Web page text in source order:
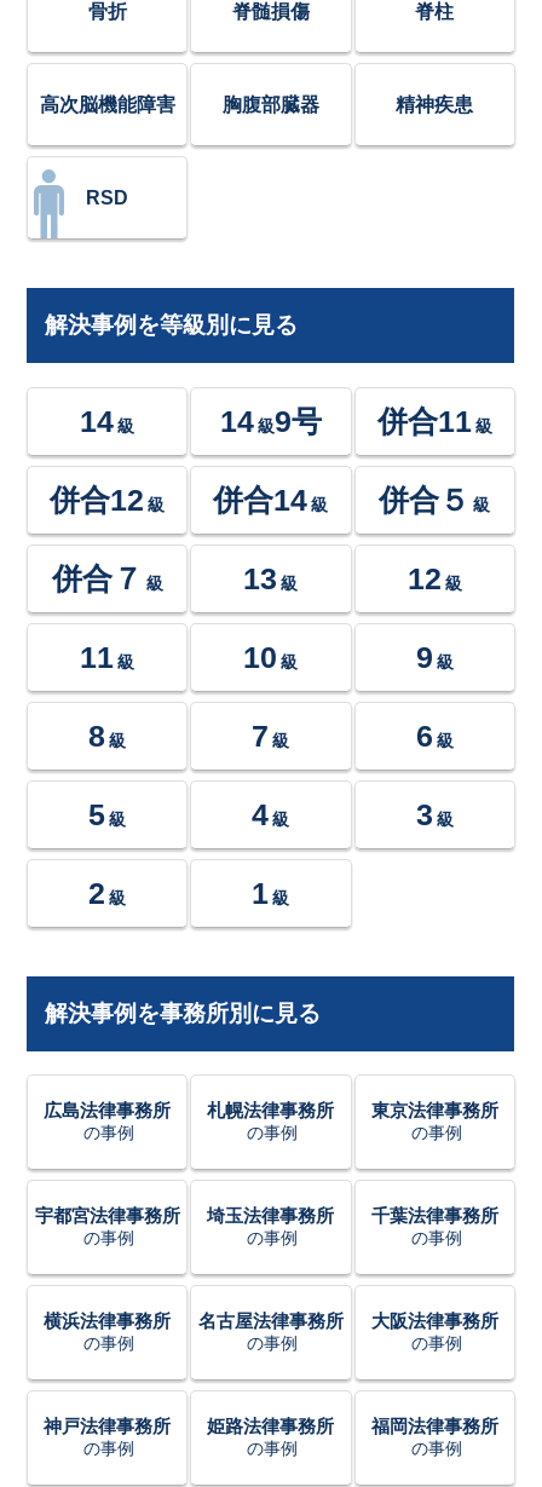
骨折 脊髄損傷 脊柱
高次脳機能障害 胸腹部臓器 精神疾患
RSD
解決事例を等級別に見る
14 級 14級9号 併合11 級
併合12 級 併合14 級 併合５ 級
併合７ 級 13 級 12 級
11 級 10 級 9 級
8 級 7 級 6 級
5 級 4 級 3 級
2 級 1 級
解決事例を事務所別に見る
広島法律事務所
の事例
札幌法律事務所
の事例
東京法律事務所
の事例
宇都宮法律事務所
の事例
埼玉法律事務所
の事例
千葉法律事務所
の事例
横浜法律事務所
の事例
名古屋法律事務所
の事例
大阪法律事務所
の事例
神戸法律事務所
の事例
姫路法律事務所
の事例
福岡法律事務所
の事例